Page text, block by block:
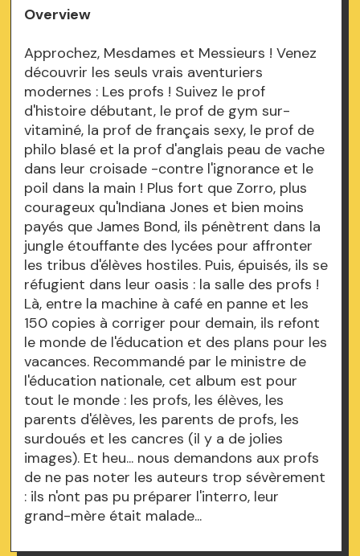
Overview
Approchez, Mesdames et Messieurs ! Venez
découvrir les seuls vrais aventuriers
modernes : Les profs ! Suivez le prof
d'histoire débutant, le prof de gym sur-
vitaminé, la prof de français sexy, le prof de
philo blasé et la prof d'anglais peau de vache
dans leur croisade -contre l'ignorance et le
poil dans la main ! Plus fort que Zorro, plus
courageux qu'Indiana Jones et bien moins
payés que James Bond, ils pénètrent dans la
jungle étouffante des lycées pour affronter
les tribus d'élèves hostiles. Puis, épuisés, ils se
réfugient dans leur oasis : la salle des profs !
Là, entre la machine à café en panne et les
150 copies à corriger pour demain, ils refont
le monde de l'éducation et des plans pour les
vacances. Recommandé par le ministre de
l'éducation nationale, cet album est pour
tout le monde : les profs, les élèves, les
parents d'élèves, les parents de profs, les
surdoués et les cancres (il y a de jolies
images). Et heu... nous demandons aux profs
de ne pas noter les auteurs trop sévèrement
: ils n'ont pas pu préparer l'interro, leur
grand-mère était malade...